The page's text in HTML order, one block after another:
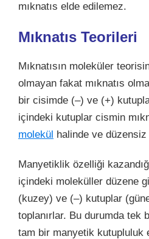
mıknatıs elde edilemez.
Mıknatıs Teorileri
Mıknatısın moleküler
olmayan fakat mıknatıs
bir cisimde (–) ve (+)
içindeki kutuplar cismin
molekül halinde ve
Manyetiklik özelliği
içindeki moleküller düzene
(kuzey) ve (–) kutuplar
toplanırlar. Bu durumda tek
tam bir manyetik kutupluluk